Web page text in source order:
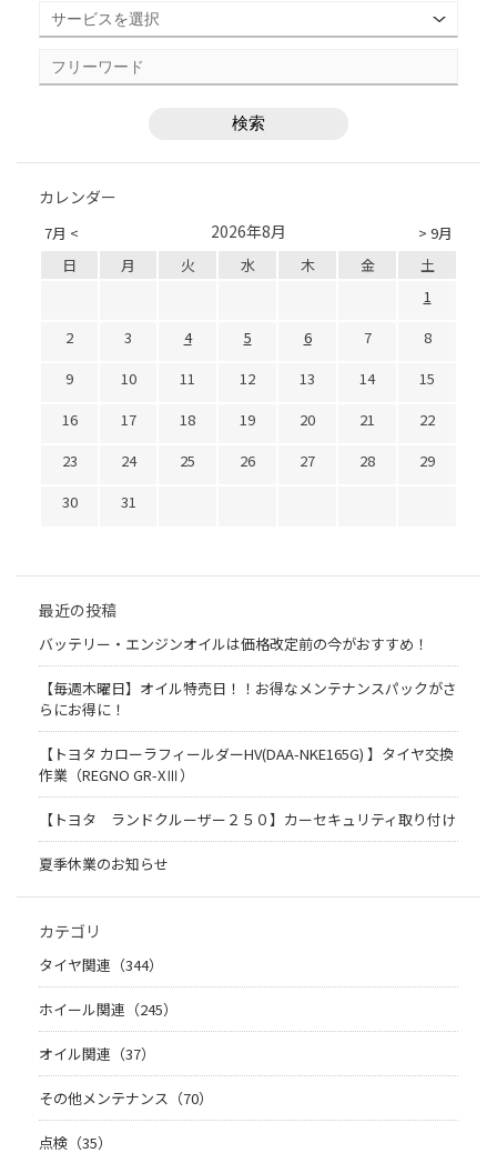
カレンダー
7月 < > 9月
2026年8月
日 月 火 水 木 金
土
1
2
3 4 5 6 7
8
9
10 11 12 13 14
15
16
17 18 19 20 21
22
23
24 25 26 27 28
29
30
31
最近の投稿
バッテリー・エンジンオイルは価格改定前の今がおすすめ！
【毎週木曜日】オイル特売日！！お得なメンテナンスパックがさ
らにお得に！
【トヨタ カローラフィールダーHV(DAA-NKE165G) 】タイヤ交換
作業（REGNO GR-XⅢ）
【トヨタ ランドクルーザー２５０】カーセキュリティ取り付け
夏季休業のお知らせ
カテゴリ
タイヤ関連（344）
ホイール関連（245）
オイル関連（37）
その他メンテナンス（70）
点検（35）